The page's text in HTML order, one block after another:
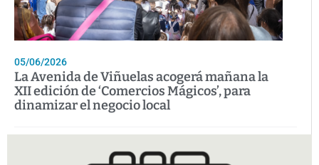
05/06/2026
La Avenida de Viñuelas acogerá mañana la
XII edición de ‘Comercios Mágicos’, para
dinamizar el negocio local